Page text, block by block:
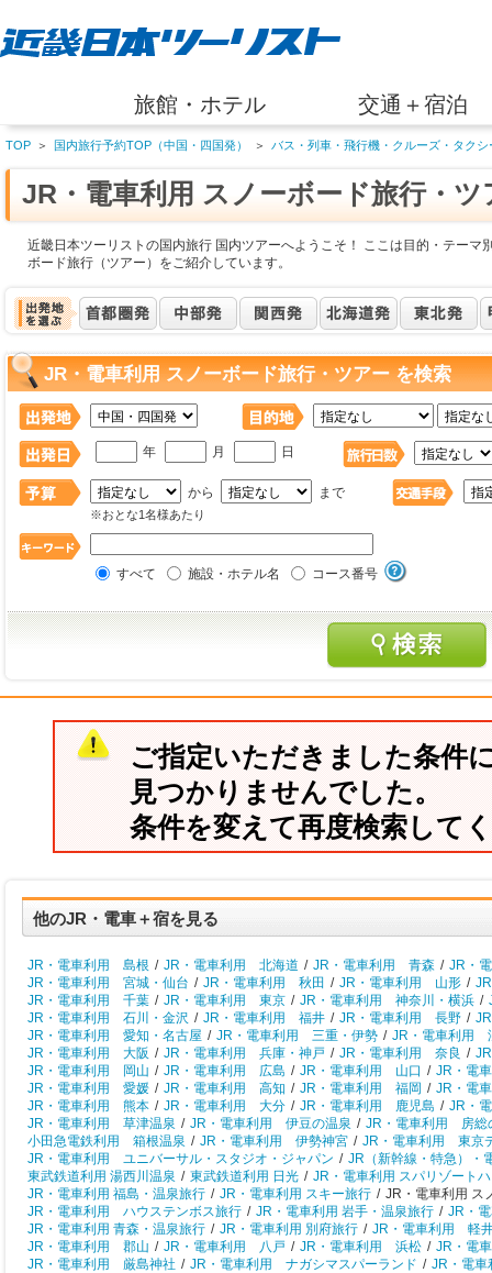
旅館・ホテル 交通＋宿泊
TOP ＞ 国内旅行予約TOP（中国・四国発） ＞ バス・列車・飛行機・クルーズ・タク
JR・電車利用 スノーボード旅行・
近畿日本ツーリストの国内旅行 国内ツアーへようこそ！ ここは目的・テーマ
ボード旅行（ツアー）をご紹介しています。
JR・電車利用 スノーボード旅行・ツアー を検索
年 月 日
から まで
※おとな1名様あたり
すべて 施設・ホテル名 コース番号
ご指定いただきました条件
見つかりませんでした。
条件を変えて再度検索して
他のJR・電車＋宿を見る
JR・電車利用 島根 / JR・電車利用 北海道 / JR・電車利用 青森 / JR・
JR・電車利用 宮城・仙台 / JR・電車利用 秋田 / JR・電車利用 山形 /
JR・電車利用 千葉 / JR・電車利用 東京 / JR・電車利用 神奈川・横浜 /
JR・電車利用 石川・金沢 / JR・電車利用 福井 / JR・電車利用 長野 /
JR・電車利用 愛知・名古屋 / JR・電車利用 三重・伊勢 / JR・電車利用
JR・電車利用 大阪 / JR・電車利用 兵庫・神戸 / JR・電車利用 奈良 /
JR・電車利用 岡山 / JR・電車利用 広島 / JR・電車利用 山口 / JR・電
JR・電車利用 愛媛 / JR・電車利用 高知 / JR・電車利用 福岡 / JR・電
JR・電車利用 熊本 / JR・電車利用 大分 / JR・電車利用 鹿児島 / JR・
JR・電車利用 草津温泉 / JR・電車利用 伊豆の温泉 / JR・電車利用 房総
小田急電鉄利用 箱根温泉 / JR・電車利用 伊勢神宮 / JR・電車利用 東京
JR・電車利用 ユニバーサル・スタジオ・ジャパン / JR（新幹線・特急）・
東武鉄道利用 湯西川温泉 / 東武鉄道利用 日光 / JR・電車利用 スパリゾート
JR・電車利用 福島・温泉旅行 / JR・電車利用 スキー旅行 / JR・電車利用 ス
JR・電車利用 ハウステンボス旅行 / JR・電車利用 岩手・温泉旅行 / JR・
JR・電車利用 青森・温泉旅行 / JR・電車利用 別府旅行 / JR・電車利用 軽
JR・電車利用 郡山 / JR・電車利用 八戸 / JR・電車利用 浜松 / JR・電
JR・電車利用 厳島神社 / JR・電車利用 ナガシマスパーランド / JR・電